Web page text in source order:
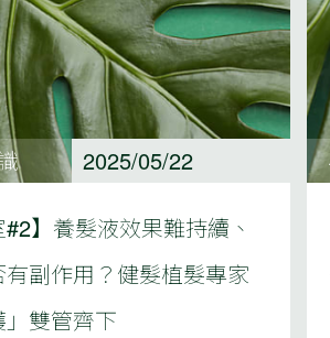
2025/05/22
#2】養髮液效果難持續、
副作用？健髮植髮專家
雙管齊下